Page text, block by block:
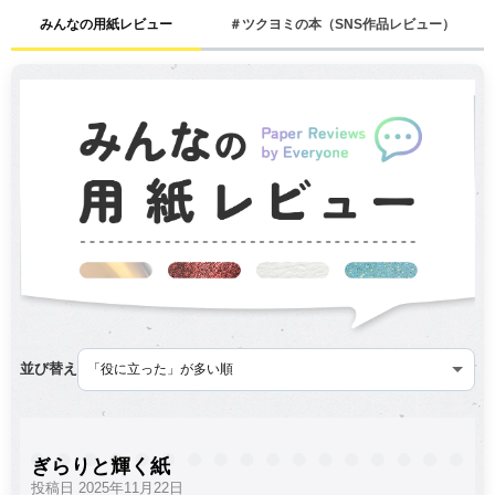
みんなの用紙レビュー ＃ツクヨミの本（SNS作品レビュー）
並び替え
ぎらりと輝く紙
投稿日 2025年11月22日